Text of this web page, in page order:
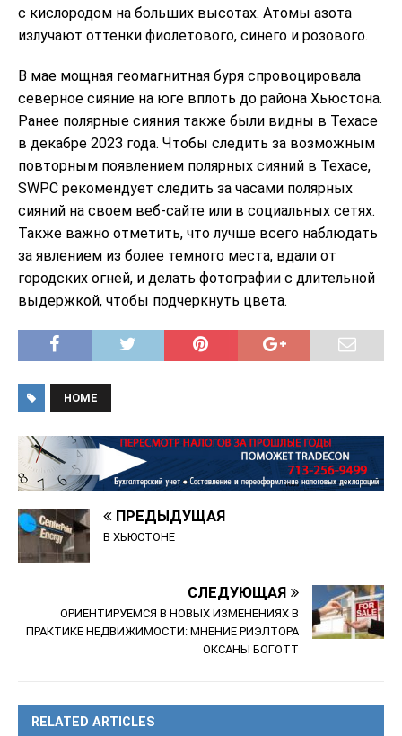
с кислородом на больших высотах. Атомы азота
излучают оттенки фиолетового, синего и розового.
В мае мощная геомагнитная буря спровоцировала
северное сияние на юге вплоть до района Хьюстона.
Ранее полярные сияния также были видны в Техасе
в декабре 2023 года. Чтобы следить за возможным
повторным появлением полярных сияний в Техасе,
SWPC рекомендует следить за часами полярных
сияний на своем веб-сайте или в социальных сетях.
Также важно отметить, что лучше всего наблюдать
за явлением из более темного места, вдали от
городских огней, и делать фотографии с длительной
выдержкой, чтобы подчеркнуть цвета.
HOME
ПРЕДЫДУЩАЯ
В ХЬЮСТОНЕ
СЛЕДУЮЩАЯ
ОРИЕНТИРУЕМСЯ В НОВЫХ ИЗМЕНЕНИЯХ В
ПРАКТИКЕ НЕДВИЖИМОСТИ: МНЕНИЕ РИЭЛТОРА
ОКСАНЫ БОГОТТ
RELATED ARTICLES